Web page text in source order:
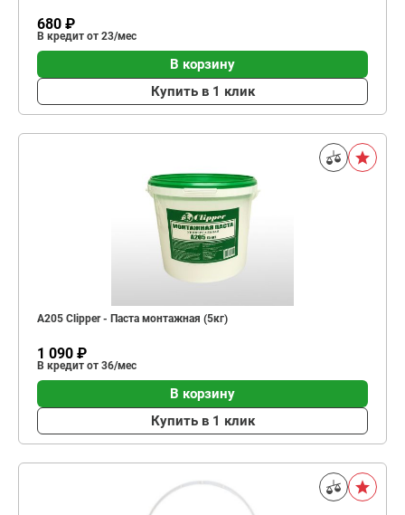
680 ₽
В кредит от 23/мес
В корзину
Купить в 1 клик
A205 Clipper - Паста монтажная (5кг)
1 090 ₽
В кредит от 36/мес
В корзину
Купить в 1 клик